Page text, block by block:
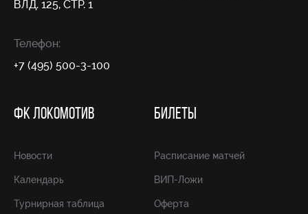
ВЛД. 125, СТР. 1
Телефон:
+7 (495) 500-3-100
ФК ЛОКОМОТИВ
Новости
Календарь
Турнирная таблица
БИЛЕТЫ
Расписание матчей
ВИП-Ложи
Оферта